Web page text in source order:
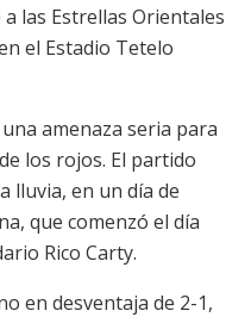
las Estrellas Orientales
el Estadio Tetelo
amenaza seria para
los rojos. El partido
lluvia, en un día de
que comenzó el día
Rico Carty.
en desventaja de 2-1,